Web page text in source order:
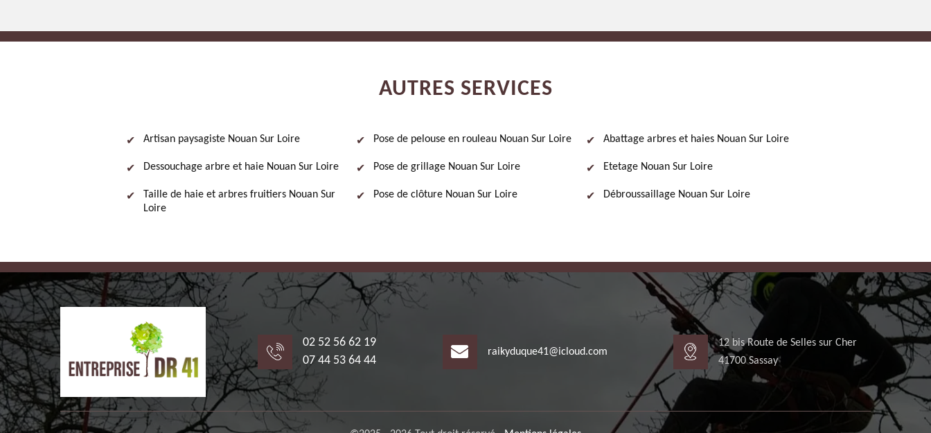
AUTRES SERVICES
Artisan paysagiste Nouan Sur Loire
Dessouchage arbre et haie Nouan Sur Loire
Taille de haie et arbres fruitiers Nouan Sur
Loire
Pose de pelouse en rouleau Nouan Sur Loire
Pose de grillage Nouan Sur Loire
Pose de clôture Nouan Sur Loire
Abattage arbres et haies Nouan Sur Loire
Etetage Nouan Sur Loire
Débroussaillage Nouan Sur Loire
02 52 56 62 19
07 44 53 64 44
raikyduque41@icloud.com
12 bis Route de Selles sur Cher
41700 Sassay